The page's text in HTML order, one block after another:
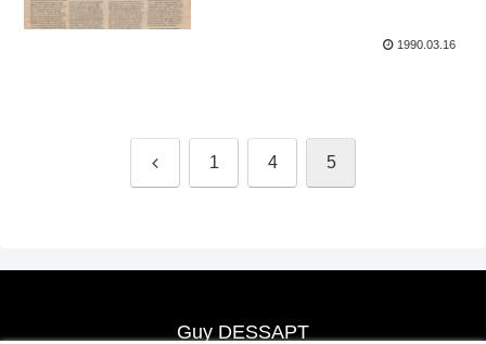
1990.03.16
Previous1 4 5
Guy DESSAPT